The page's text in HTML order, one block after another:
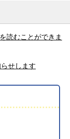
読むことができま
せします